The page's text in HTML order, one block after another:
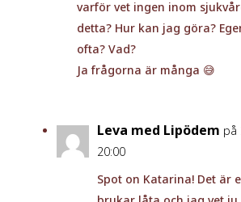
varför vet ingen inom
detta? Hur kan jag göra?
ofta? Vad?
Ja frågorna är många 😅
Leva med Lipödem på
20:00
Spot on Katarina! Det är